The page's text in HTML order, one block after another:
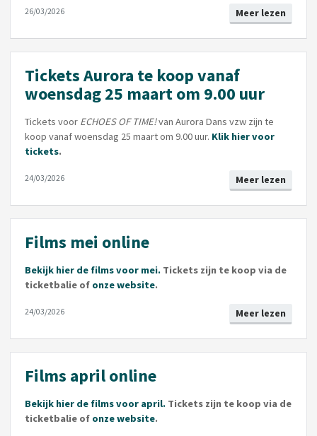
Meer lezen
26/03/2026
Tickets Aurora te koop vanaf
woensdag 25 maart om 9.00 uur
Tickets voor ECHOES OF TIME!van Aurora Dans vzw zijn te
koop vanaf woensdag 25 maart om 9.00 uur. Klik hier voor
tickets.
Meer lezen
24/03/2026
Films mei online
Bekijk hier de films voor mei. Tickets zijn te koop via de
ticketbalie of onze website.
Meer lezen
24/03/2026
Films april online
Bekijk hier de films voor april. Tickets zijn te koop via de
ticketbalie of onze website.